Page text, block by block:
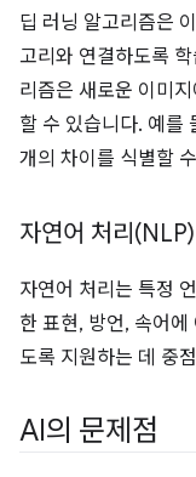
딥 러닝 알고리즘은
고리와 연결하도록
리즘은 새로운 이미
할 수 있습니다. 예를
개의 차이를 식별할
자연어 처리(NLP)
자연어 처리는 특정
한 표현, 방언, 속어
도록 지원하는 데 중
AI의 문제점